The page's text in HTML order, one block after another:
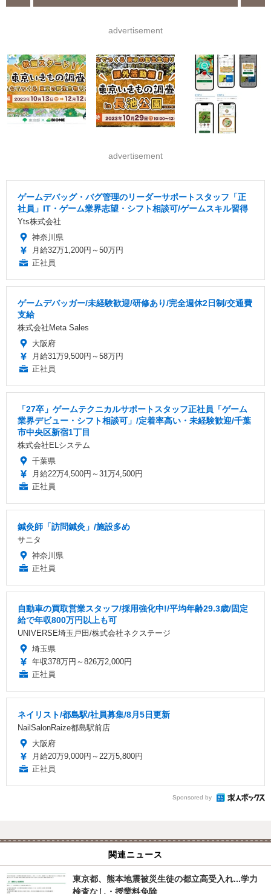
advertisement
advertisement
ゲームデバッグ・バグ管理のリーダーサポートスタッフ「正
社員」IT・ゲーム業界志望・シフト相談可/ゲームスキル習得
Yts株式会社
神奈川県
月給32万1,200円～50万円
正社員
ゲームデバッガー/未経験歓迎/研修あり/完全週休2日制/交通費
支給
株式会社Meta Sales
大阪府
月給31万9,500円～58万円
正社員
「27卒」ゲームテクニカルサポートスタッフ正社員「ゲーム
業界デビュー・シフト相談可」/定着率高い・未経験歓迎/千葉
市中央区新宿1丁目
株式会社ELシステム
千葉県
月給22万4,500円～31万4,500円
正社員
鍼灸師「訪問鍼灸」/施設多め
サニタ
神奈川県
正社員
自動車の買取営業スタッフ/採用強化中!/平均年齢29.3歳/固定
給で年収800万円以上も可
UNIVERSE埼玉戸田/株式会社ネクステージ
埼玉県
年収378万円～826万2,000円
正社員
ネイリスト/都島駅/社員募集/8月5日更新
NailSalonRaize都島駅前店
大阪府
月給20万9,000円～22万5,800円
正社員
Sponsored by
関連ニュース
東京都、熊本地震被災生徒の都立高受入れ...学力
検査なし・授業料免除